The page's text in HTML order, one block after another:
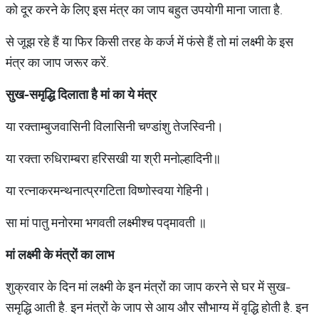
को दूर करने के लिए इस मंत्र का जाप बहुत उपयोगी माना जाता है.
से जूझ रहे हैं या फिर किसी तरह के कर्ज में फंसे हैं तो मां लक्ष्मी के इस
मंत्र का जाप जरूर करें.
सुख-समृद्धि दिलाता है मां का ये मंत्र
या रक्ताम्बुजवासिनी विलासिनी चण्डांशु तेजस्विनी।
या रक्ता रुधिराम्बरा हरिसखी या श्री मनोल्हादिनी॥
या रत्नाकरमन्थनात्प्रगटिता विष्णोस्वया गेहिनी।
सा मां पातु मनोरमा भगवती लक्ष्मीश्च पद्मावती ॥
मां लक्ष्मी के मंत्रों का लाभ
शुक्रवार के दिन मां लक्ष्मी के इन मंत्रों का जाप करने से घर में सुख-
समृद्धि आती है. इन मंत्रों के जाप से आय और सौभाग्य में वृद्धि होती है. इन